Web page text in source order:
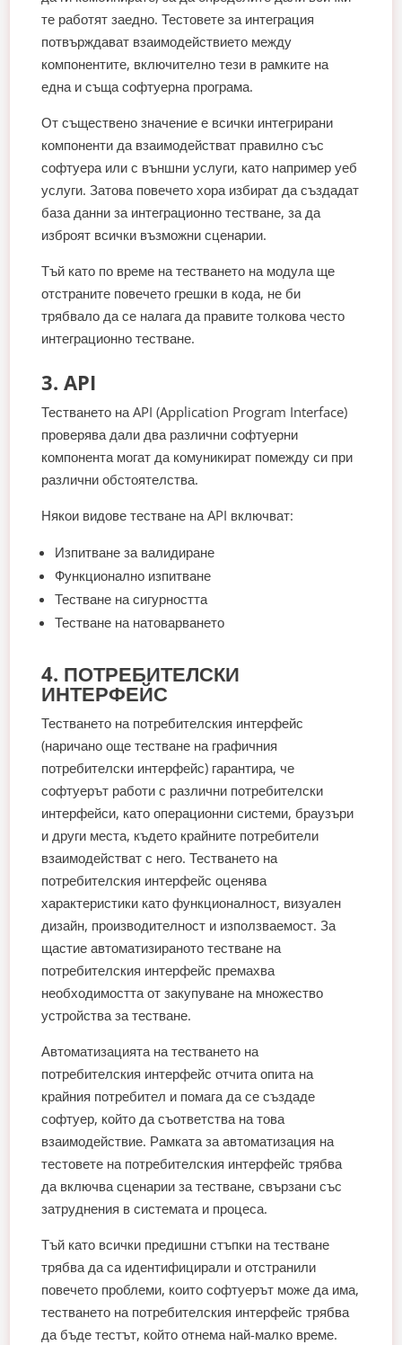
те работят заедно. Тестовете за интеграция
потвърждават взаимодействието между
компонентите, включително тези в рамките на
една и съща софтуерна програма.
От съществено значение е всички интегрирани
компоненти да взаимодействат правилно със
софтуера или с външни услуги, като например уеб
услуги. Затова повечето хора избират да създадат
база данни за интеграционно тестване, за да
изброят всички възможни сценарии.
Тъй като по време на тестването на модула ще
отстраните повечето грешки в кода, не би
трябвало да се налага да правите толкова често
интеграционно тестване.
3. API
Тестването на API (Application Program Interface)
проверява дали два различни софтуерни
компонента могат да комуникират помежду си при
различни обстоятелства.
Някои видове тестване на API включват:
Изпитване за валидиране
Функционално изпитване
Тестване на сигурността
Тестване на натоварването
4. ПОТРЕБИТЕЛСКИ
ИНТЕРФЕЙС
Тестването на потребителския интерфейс
(наричано още тестване на графичния
потребителски интерфейс) гарантира, че
софтуерът работи с различни потребителски
интерфейси, като операционни системи, браузъри
и други места, където крайните потребители
взаимодействат с него. Тестването на
потребителския интерфейс оценява
характеристики като функционалност, визуален
дизайн, производителност и използваемост. За
щастие автоматизираното тестване на
потребителския интерфейс премахва
необходимостта от закупуване на множество
устройства за тестване.
Автоматизацията на тестването на
потребителския интерфейс отчита опита на
крайния потребител и помага да се създаде
софтуер, който да съответства на това
взаимодействие. Рамката за автоматизация на
тестовете на потребителския интерфейс трябва
да включва сценарии за тестване, свързани със
затруднения в системата и процеса.
Тъй като всички предишни стъпки на тестване
трябва да са идентифицирали и отстранили
повечето проблеми, които софтуерът може да има,
тестването на потребителския интерфейс трябва
да бъде тестът, който отнема най-малко време.